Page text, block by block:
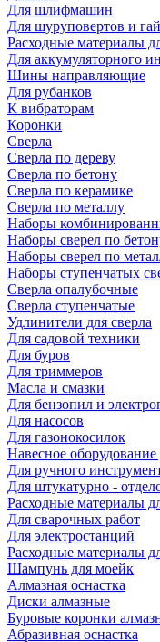
Для шлифмашин
Для шуруповертов и
Расходные материалы
Для аккумуляторного
Шины направляющие
Для рубанков
К вибраторам
Коронки
Сверла
Сверла по дереву
Сверла по бетону
Сверла по керамике
Сверла по металлу
Наборы
Наборы сверел по
Наборы сверел по
Наборы ступенчатых
Сверла опалубочные
Сверла ступенчатые
Удлинители для сверла
Для садовой техники
Для буров
Для триммеров
Масла и смазки
Для бензопил и
Для насосов
Для газонокосилок
Навесное оборудование
Для ручного
Для штукатурно -
Расходные материалы
Для сварочных работ
Для электростанций
Расходные материалы
Шампунь для моейк
Алмазная оснастка
Диски алмазные
Буровые коронки
Абразивная оснастка